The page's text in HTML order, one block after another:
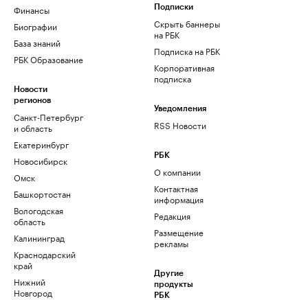
Финансы
Биографии
База знаний
РБК Образование
Новости
регионов
Санкт-Петербург
и область
Екатеринбург
Новосибирск
Омск
Башкортостан
Вологодская
область
Калининград
Краснодарский
край
Нижний
Новгород
Подписки
Скрыть баннеры
на РБК
Подписка на РБК
Корпоративная
подписка
Уведомления
RSS Новости
РБК
О компании
Контактная
информация
Редакция
Размещение
рекламы
Другие
продукты
РБК